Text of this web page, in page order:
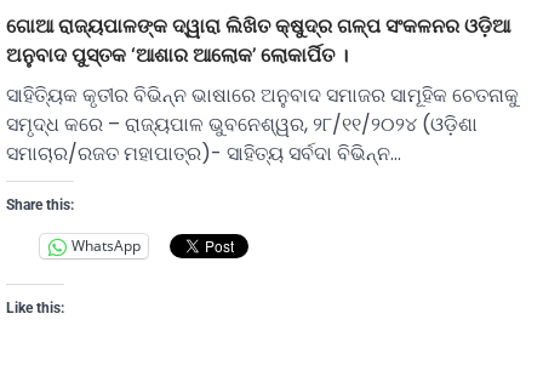
ଗୋଆ ରାଜ୍ୟପାଳଙ୍କ ଦ୍ୱାରା ଲିଖିତ କ୍ଷୁଦ୍ର ଗଳ୍ପ ସଂକଳନର ଓଡ଼ିଆ
ଅନୁବାଦ ପୁସ୍ତକ ‘ଆଶାର ଆଲୋକ’ ଲୋକାର୍ପିତ ।
ସାହିତି୍ୟକ କୃତୀର ବିଭିନ୍ନ ଭାଷାରେ ଅନୁବାଦ ସମାଜର ସାମୂହିକ ଚେତନାକୁ
ସମୃଦ୍ଧ କରେ – ରାଜ୍ୟପାଳ ଭୁବନେଶ୍ୱର, ୨୮/୧୧/୨୦୨୪ (ଓଡ଼ିଶା
ସମାଚାର/ରଜତ ମହାପାତ୍ର)- ସାହିତ୍ୟ ସର୍ବଦା ବିଭିନ୍ନ…
Share this:
WhatsApp
Like this: